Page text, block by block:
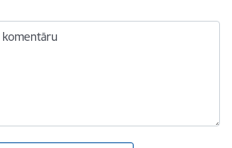
komentāru